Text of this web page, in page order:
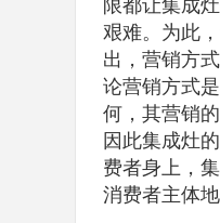
艰难。为此
出，营销方
论营销方式
何，其营销
因此集成灶
费者身上，
消费者主体地